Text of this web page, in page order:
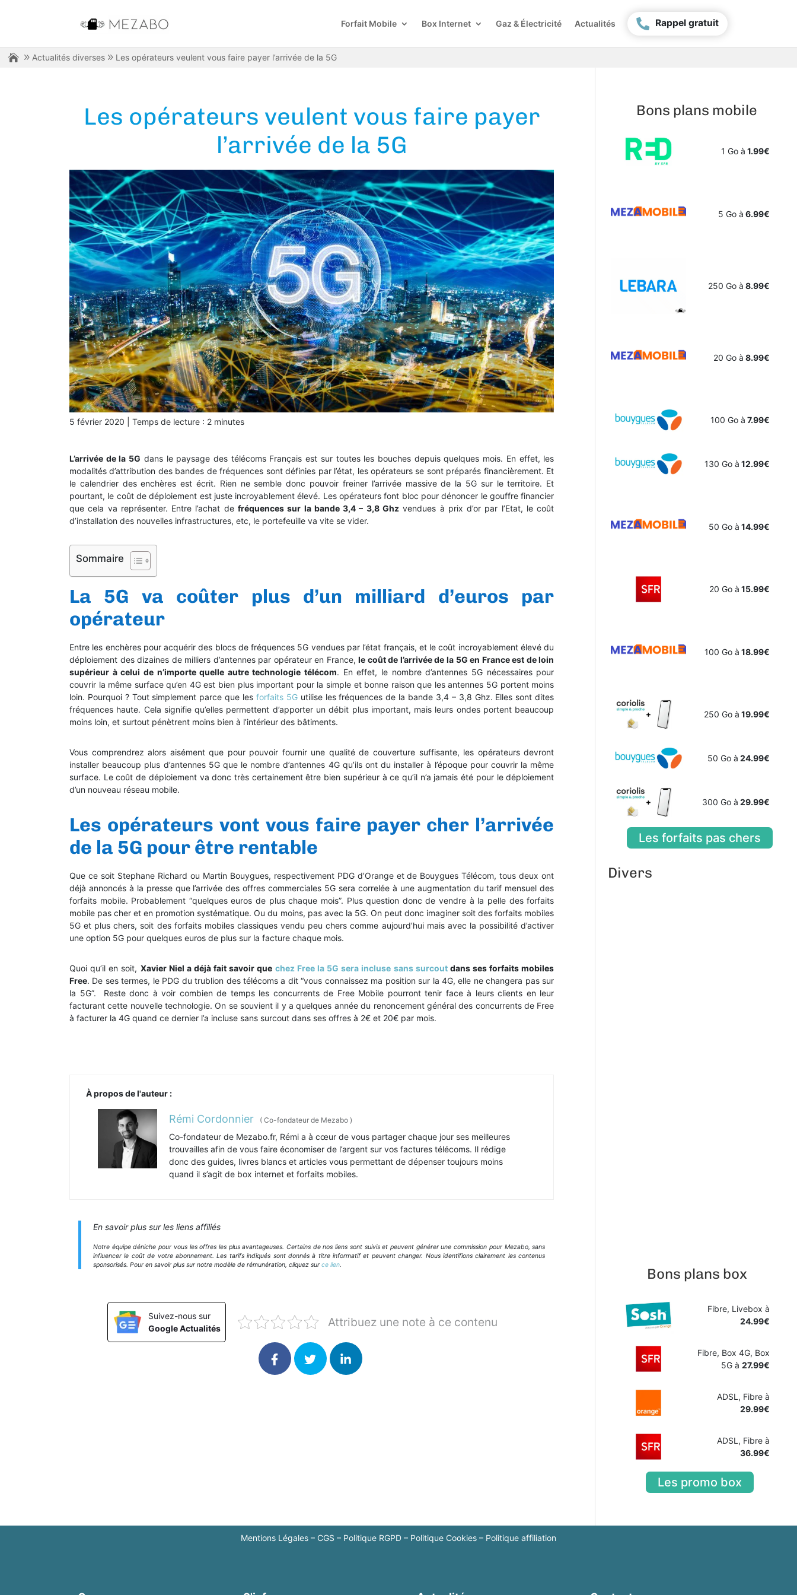
Forfait Mobile Box Internet Gaz & Électricité Actualités Rappel gratuit
Actualités diverses Les opérateurs veulent vous faire payer l’arrivée de la 5G
Les opérateurs veulent vous faire payer
l’arrivée de la 5G
5 février 2020 Temps de lecture : 2 minutes
L’arrivée de la 5G dans le paysage des télécoms Français est sur toutes les bouches depuis quelques mois. En effet, les
modalités d’attribution des bandes de fréquences sont définies par l’état, les opérateurs se sont préparés financièrement. Et
le calendrier des enchères est écrit. Rien ne semble donc pouvoir freiner l’arrivée massive de la 5G sur le territoire. Et
pourtant, le coût de déploiement est juste incroyablement élevé. Les opérateurs font bloc pour dénoncer le gouffre financier
que cela va représenter. Entre l’achat de fréquences sur la bande 3,4 – 3,8 Ghzvendues à prix d’or par l’Etat, le coût
d’installation des nouvelles infrastructures, etc, le portefeuille va vite se vider.
Sommaire
La 5G va coûter plus d’un milliard d’euros par
opérateur
Entre les enchères pour acquérir des blocs de fréquences 5G vendues par l’état français, et le coût incroyablement élevé du
déploiement des dizaines de milliers d’antennes par opérateur en France,le coût de l’arrivée de la 5G en France est de loin
supérieur à celui de n’importe quelle autre technologie télécom. En effet, le nombre d’antennes 5G nécessaires pour
couvrir la même surface qu’en 4G est bien plus important pour la simple et bonne raison que les antennes 5G portent moins
loin. Pourquoi ? Tout simplement parce que les forfaits 5Gutilise les fréquences de la bande 3,4 – 3,8 Ghz. Elles sont dites
fréquences haute. Cela signifie qu’elles permettent d’apporter un débit plus important, mais leurs ondes portent beaucoup
moins loin, et surtout pénètrent moins bien à l’intérieur des bâtiments.
Vous comprendrez alors aisément que pour pouvoir fournir une qualité de couverture suffisante, les opérateurs devront
installer beaucoup plus d’antennes 5G que le nombre d’antennes 4G qu’ils ont du installer à l’époque pour couvrir la même
surface. Le coût de déploiement va donc très certainement être bien supérieur à ce qu’il n’a jamais été pour le déploiement
d’un nouveau réseau mobile.
Les opérateurs vont vous faire payer cher l’arrivée
de la 5G pour être rentable
Que ce soit Stephane Richard ou Martin Bouygues, respectivement PDG d’Orange et de Bouygues Télécom, tous deux ont
déjà annoncés à la presse que l’arrivée des offres commerciales 5G sera correlée à une augmentation du tarif mensuel des
forfaits mobile. Probablement “quelques euros de plus chaque mois”. Plus question donc de vendre à la pelle des forfaits
mobile pas cher et en promotion systématique. Ou du moins, pas avec la 5G. On peut donc imaginer soit des forfaits mobiles
5G et plus chers, soit des forfaits mobiles classiques vendu peu chers comme aujourd’hui mais avec la possibilité d’activer
une option 5G pour quelques euros de plus sur la facture chaque mois.
Quoi qu’il en soit, Xavier Niel a déjà fait savoir que chez Free la 5G sera incluse sans surcoutdans ses forfaits mobiles
Free. De ses termes, le PDG du trublion des télécoms a dit “vous connaissez ma position sur la 4G, elle ne changera pas sur
la 5G”. Reste donc à voir combien de temps les concurrents de Free Mobile pourront tenir face à leurs clients en leur
facturant cette nouvelle technologie. On se souvient il y a quelques année du renoncement général des concurrents de Free
à facturer la 4G quand ce dernier l’a incluse sans surcout dans ses offres à 2€ et 20€ par mois.
À propos de l'auteur :
Rémi Cordonnier ( Co-fondateur de Mezabo )
Co-fondateur de Mezabo.fr, Rémi a à cœur de vous partager chaque jour ses meilleures
trouvailles afin de vous faire économiser de l’argent sur vos factures télécoms. Il rédige
donc des guides, livres blancs et articles vous permettant de dépenser toujours moins
quand il s’agit de box internet et forfaits mobiles.
En savoir plus sur les liens affiliés
Notre équipe déniche pour vous les offres les plus avantageuses. Certains de nos liens sont suivis et peuvent générer une commission pour Mezabo, sans
influencer le coût de votre abonnement. Les tarifs indiqués sont donnés à titre informatif et peuvent changer. Nous identifions clairement les contenus
sponsorisés. Pour en savoir plus sur notre modèle de rémunération, cliquez sur ce lien.
Suivez-nous sur
Google Actualités
Attribuez une note à ce contenu
Bons plans mobile
1 Go à 1.99€
5 Go à 6.99€
250 Go à 8.99€
20 Go à 8.99€
100 Go à 7.99€
130 Go à 12.99€
50 Go à 14.99€
20 Go à 15.99€
100 Go à 18.99€
250 Go à 19.99€
50 Go à 24.99€
300 Go à 29.99€
Les forfaits pas chers
Divers
Bons plans box
Fibre, Livebox à
24.99€
Fibre, Box 4G, Box
5G à27.99€
ADSL, Fibre à
29.99€
ADSL, Fibre à
36.99€
Les promo box
Mentions Légales – CGS – Politique RGPD – Politique Cookies – Politique affiliation